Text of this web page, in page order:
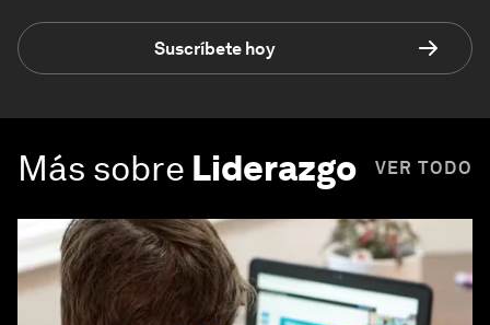
Suscríbete hoy
Más sobre Liderazgo VER TODO